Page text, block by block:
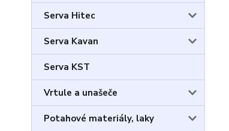
Serva Hitec
Serva Kavan
Serva KST
Vrtule a unašeče
Potahové materiály, laky